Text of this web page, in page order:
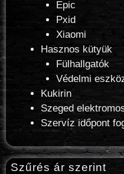
Epic
Pxid
Xiaomi
Hasznos kütyük
Fülhallgatók
Védelmi
Kukirin
Szeged
Szervíz időpont
Szűrés ár szerint